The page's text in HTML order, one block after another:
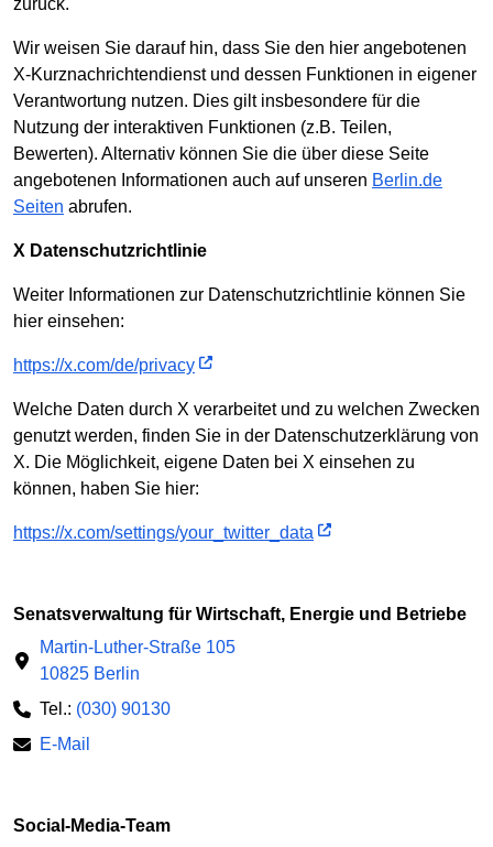
zurück.
Wir weisen Sie darauf hin, dass Sie den hier angebotenen
X-Kurznachrichtendienst und dessen Funktionen in eigener
Verantwortung nutzen. Dies gilt insbesondere für die
Nutzung der interaktiven Funktionen (z.B. Teilen,
Bewerten). Alternativ können Sie die über diese Seite
angebotenen Informationen auch auf unseren Berlin.de
Seiten abrufen.
X Datenschutzrichtlinie
Weiter Informationen zur Datenschutzrichtlinie können Sie
hier einsehen:
https://x.com/de/privacy
Welche Daten durch X verarbeitet und zu welchen Zwecken
genutzt werden, finden Sie in der Datenschutzerklärung von
X. Die Möglichkeit, eigene Daten bei X einsehen zu
können, haben Sie hier:
https://x.com/settings/your_twitter_data
Senatsverwaltung für Wirtschaft, Energie und Betriebe
Martin-Luther-Straße 105
10825 Berlin
Tel.: (030) 90130
E-Mail
Social-Media-Team